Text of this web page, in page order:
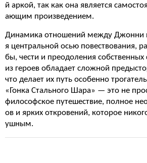
й аркой, так как она является
ающим произведением.
Динамика отношений между Джонни
я центральной осью повествования,
бы, чести и преодоления
из героев обладает сложной
что делает их путь особенно
«Гонка Стального Шара» — это не
философское путешествие, полное
ов и ярких откровений, которое
ушным.